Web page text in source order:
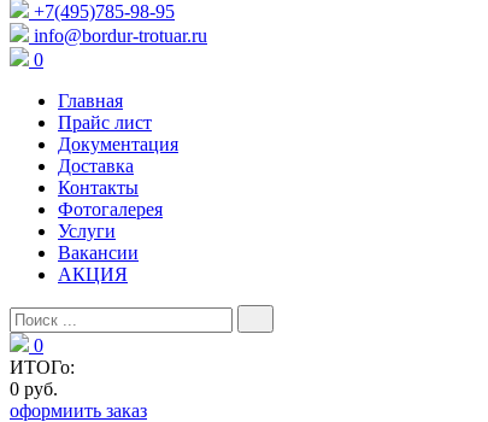
+7(495)785-98-95
info@bordur-trotuar.ru
0
Главная
Прайс лист
Документация
Доставка
Контакты
Фотогалерея
Услуги
Вакансии
АКЦИЯ
0
ИТОГо:
0 руб.
оформиить заказ